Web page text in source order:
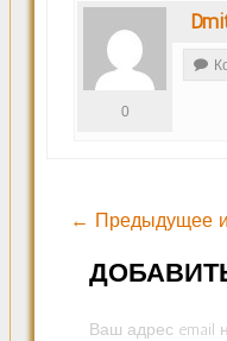
0
← Предыдущее
Ваш адрес email